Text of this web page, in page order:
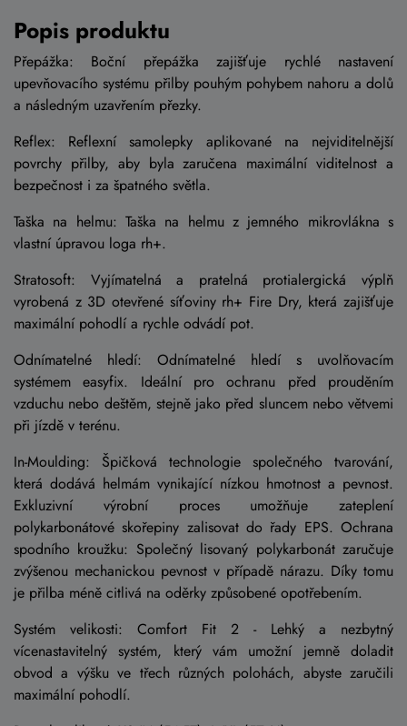
Popis produktu
Přepážka: Boční přepážka zajišťuje rychlé nastavení
upevňovacího systému přilby pouhým pohybem nahoru a dolů
a následným uzavřením přezky.
Reflex: Reflexní samolepky aplikované na nejviditelnější
povrchy přilby, aby byla zaručena maximální viditelnost a
bezpečnost i za špatného světla.
Taška na helmu: Taška na helmu z jemného mikrovlákna s
vlastní úpravou loga rh+.
Stratosoft: Vyjímatelná a pratelná protialergická výplň
vyrobená z 3D otevřené síťoviny rh+ Fire Dry, která zajišťuje
maximální pohodlí a rychle odvádí pot.
Odnímatelné hledí: Odnímatelné hledí s uvolňovacím
systémem easyfix. Ideální pro ochranu před prouděním
vzduchu nebo deštěm, stejně jako před sluncem nebo větvemi
při jízdě v terénu.
In-Moulding: Špičková technologie společného tvarování,
která dodává helmám vynikající nízkou hmotnost a pevnost.
Exkluzivní výrobní proces umožňuje zateplení
polykarbonátové skořepiny zalisovat do řady EPS. Ochrana
spodního kroužku: Společný lisovaný polykarbonát zaručuje
zvýšenou mechanickou pevnost v případě nárazu. Díky tomu
je přilba méně citlivá na oděrky způsobené opotřebením.
Systém velikosti: Comfort Fit 2 - Lehký a nezbytný
vícenastavitelný systém, který vám umožní jemně doladit
obvod a výšku ve třech různých polohách, abyste zaručili
maximální pohodlí.